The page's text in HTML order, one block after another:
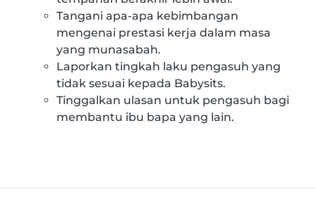
Tangani apa-apa kebimbangan
mengenai prestasi kerja dalam masa
yang munasabah.
Laporkan tingkah laku pengasuh yang
tidak sesuai kepada Babysits.
Tinggalkan ulasan untuk pengasuh bagi
membantu ibu bapa yang lain.